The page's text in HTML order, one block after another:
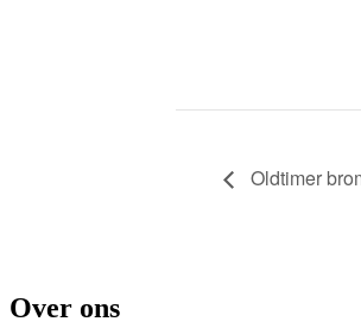
Oldtimer
Over ons